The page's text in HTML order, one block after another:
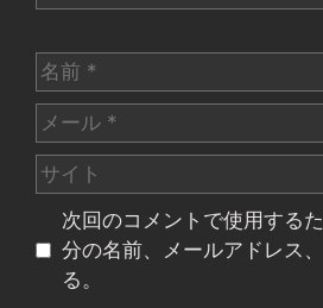
名
前
メ
ー
ル
サ
イ
次回のコメントで使用する
分の名前、メールアドレス
る。